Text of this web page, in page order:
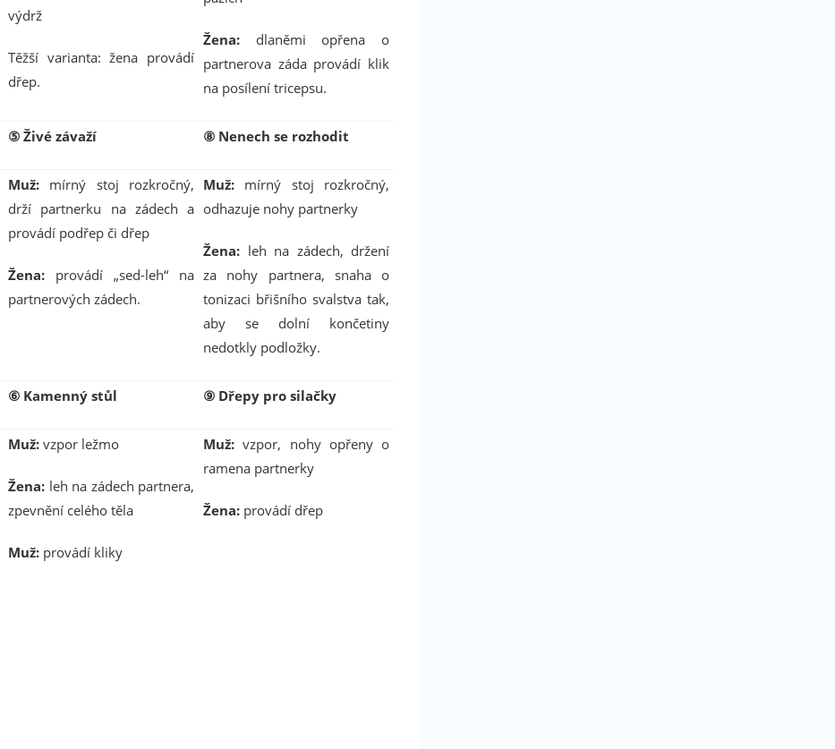
výdrž
Těžší varianta: žena provádí
dřep.
Žena: dlaněmi opřena o
partnerova záda provádí klik
na posílení tricepsu.
⑤ Živé závaží ⑧ Nenech se rozhodit
Muž: mírný stoj rozkročný,
drží partnerku na zádech a
provádí podřep či dřep
Žena: provádí „sed-leh“ na
partnerových zádech.
Muž: mírný stoj rozkročný,
odhazuje nohy partnerky
Žena: leh na zádech, držení
za nohy partnera, snaha o
tonizaci břišního svalstva tak,
aby se dolní končetiny
nedotkly podložky.
⑥ Kamenný stůl ⑨ Dřepy pro silačky
Muž: vzpor ležmo
Žena: leh na zádech partnera,
zpevnění celého těla
Muž: provádí kliky
Muž: vzpor, nohy opřeny o
ramena partnerky
Žena: provádí dřep
Facebook
Máte rádi sport? Líbí se Vám náš magazín?
Děkujeme